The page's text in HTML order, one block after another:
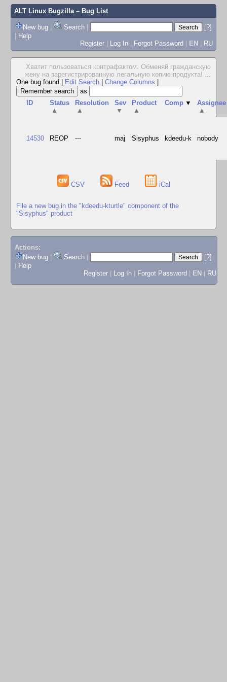
ALT Linux Bugzilla– Bug List
New bug | Search |
[?]
| Help
Register | Log In | Forgot Password | EN | RU
Хватит пользоваться контрафактом. Обменяй гражданскую
жену на зарегистрированную легальную копию продукта! ...
One bug found
Edit Search Change Columns
as
ID
Status
▲
Resolution
▲
Sev
▼
Product
▲
Comp ▼
Assignee
▲
14530 REOP --- maj Sisyphus kdeedu-k nobody
CSV Feed iCal
File a new bug in the "kdeedu-kturtle" component of the
"Sisyphus" product
Actions:
New bug
Search
[?]
Help
Register
Log In Forgot Password EN RU